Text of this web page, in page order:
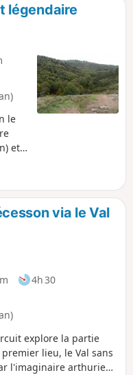
légendaire
le
et
via le Val
4h 30
explore la partie
lieu, le Val sans
l'imaginaire arthurien